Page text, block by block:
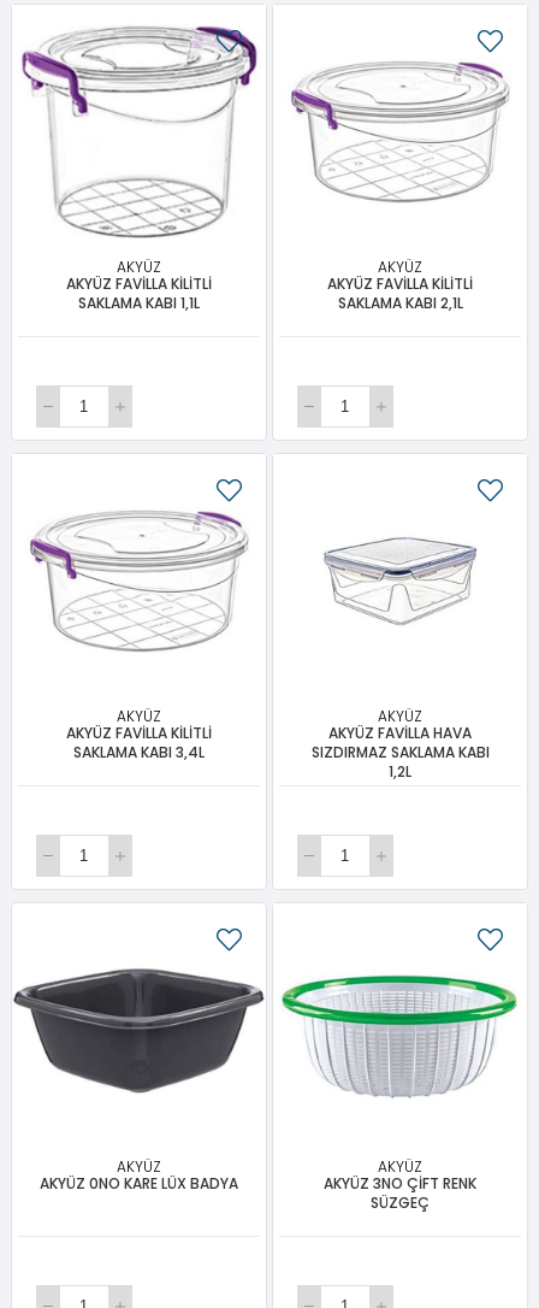
AKYÜZ
AKYÜZ FAVİLLA KİLİTLİ
SAKLAMA KABI 1,1L
AKYÜZ
AKYÜZ FAVİLLA KİLİTLİ
SAKLAMA KABI 2,1L
AKYÜZ
AKYÜZ FAVİLLA KİLİTLİ
SAKLAMA KABI 3,4L
AKYÜZ
AKYÜZ FAVİLLA HAVA
SIZDIRMAZ SAKLAMA KABI
1,2L
AKYÜZ
AKYÜZ 0NO KARE LÜX BADYA
AKYÜZ
AKYÜZ 3NO ÇİFT RENK
SÜZGEÇ